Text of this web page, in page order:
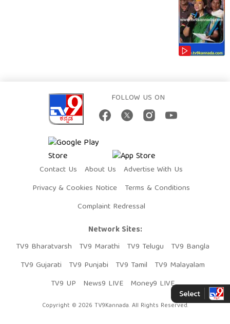
FOLLOW US ON
Contact Us About Us
Advertise With Us
Privacy & Cookies Notice
Terms & Conditions
Complaint Redressal
Network Sites:
TV9 Bharatvarsh
TV9 Marathi TV9 Telugu
TV9 Bangla
TV9 Gujarati
TV9 Punjabi TV9 Tamil
TV9 Malayalam
TV9 UP
News9 LIVE Money9 LIVE
Copyright © 2026 TV9Kannada. All Rights Reserved.